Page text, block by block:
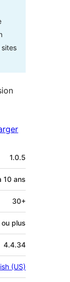
sites
1.0.5
10 ans
30+
plus
4.4.34
(US)